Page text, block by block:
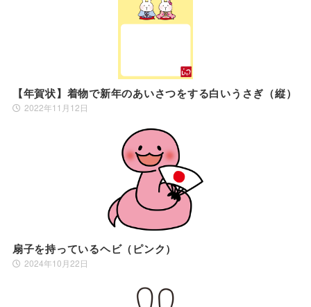
【年賀状】着物で新年のあいさつをする白いうさぎ（縦）
2022年11月12日
扇子を持っているヘビ（ピンク）
2024年10月22日